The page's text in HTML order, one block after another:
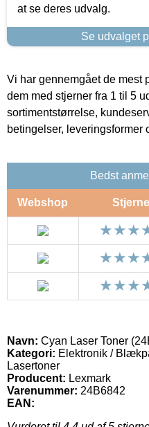
at se deres udvalg.
Se udvalget
Vi har gennemgået de
dem med stjerner fra 1 til 5
sortimentstørrelse,
betingelser, leveringsformer
Bedst
Webshop
Navn: Cyan Laser Toner
Kategori: Elektronik /
Lasertoner
Producent: Lexmark
Varenummer: 24B6842
EAN: